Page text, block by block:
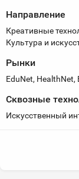
Направление
Креативные
Культура и
Рынки
EduNet, HealthNet,
Сквозные
Искусственный